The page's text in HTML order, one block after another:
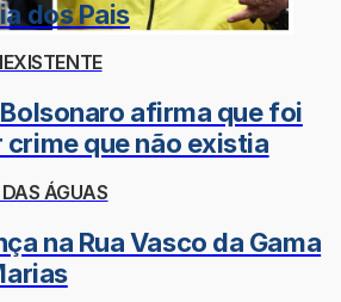
dos Pais
afirma que foi
que não existia
ÁGUAS
na Rua Vasco da Gama